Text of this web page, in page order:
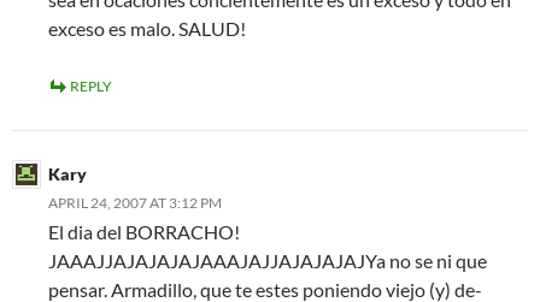
exceso es malo. SALUD!
REPLY
Kary
APRIL 24, 2007 AT 3:12 PM
El dia del BORRACHO!
JAAAJJAJAJAJAJAAAJAJJAJAJAJAJYa no se ni que
pensar. Armadillo, que te estes poniendo viejo (y) de-